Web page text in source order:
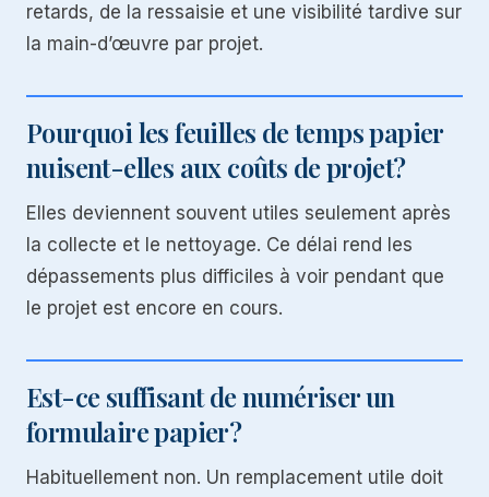
retards, de la ressaisie et une visibilité tardive sur
la main-d’œuvre par projet.
Pourquoi les feuilles de temps papier
nuisent-elles aux coûts de projet?
Elles deviennent souvent utiles seulement après
la collecte et le nettoyage. Ce délai rend les
dépassements plus difficiles à voir pendant que
le projet est encore en cours.
Est-ce suffisant de numériser un
formulaire papier?
Habituellement non. Un remplacement utile doit